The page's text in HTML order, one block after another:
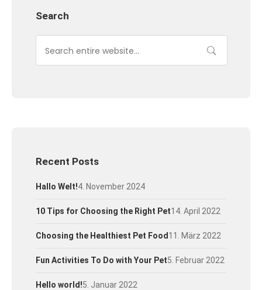
Search
Recent Posts
Hallo Welt!4. November 2024
10 Tips for Choosing the Right Pet14. April 2022
Choosing the Healthiest Pet Food11. März 2022
Fun Activities To Do with Your Pet5. Februar 2022
Hello world!5. Januar 2022